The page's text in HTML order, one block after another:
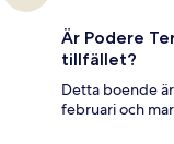
Är Podere
tillfället?
Detta boende
februari och